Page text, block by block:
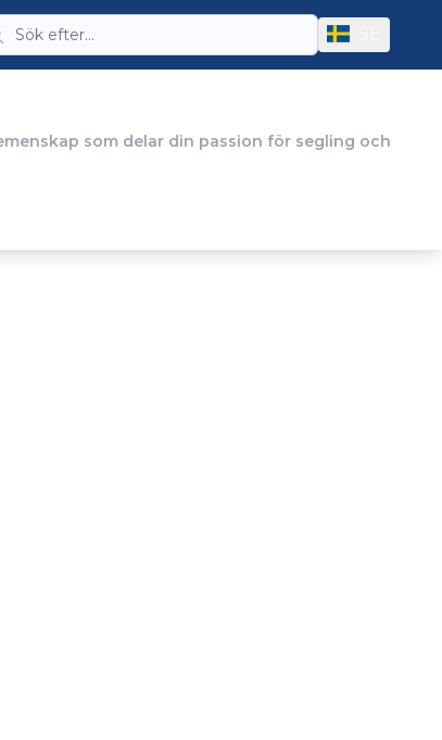
som delar din passion för segling och